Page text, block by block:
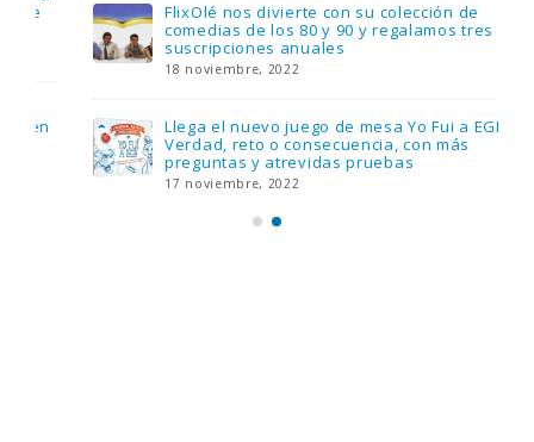
FlixOlé nos divierte con su colección de
comedias de los 80 y 90 y regalamos tres
suscripciones anuales
18 noviembre, 2022
Llega el nuevo juego de mesa Yo Fui a EGB:
Verdad, reto o consecuencia, con más
preguntas y atrevidas pruebas
17 noviembre, 2022